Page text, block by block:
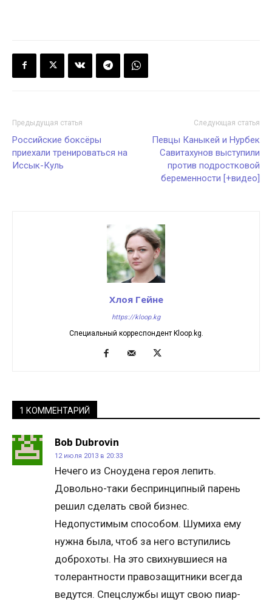
Предыдущая статья
Российские боксёры
приехали тренироваться на
Иссык-Куль
Следующая статья
Певцы Каныкей и Нурбек
Савитахунов выступили
против подростковой
беременности [+видео]
Хлоя Гейне
https://kloop.kg
Специальный корреспондент Kloop.kg.
1 КОММЕНТАРИЙ
Bob Dubrovin
12 июля 2013 в 20:33
Нечего из Сноудена героя лепить.
Довольно-таки беспринципный парень
решил сделать свой бизнес.
Недопустимым способом. Шумиха ему
нужна была, чтоб за него вступились
доброхоты. На это свихнувшиеся на
толерантности правозащитники всегда
ведутся. Спецслужбы ищут свою пиар-